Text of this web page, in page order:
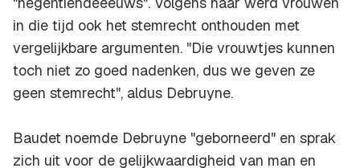
in die tijd ook het stemrecht onthouden met
vergelijkbare argumenten. "Die vrouwtjes kunnen
toch niet zo goed nadenken, dus we geven ze
geen stemrecht", aldus Debruyne.
Baudet noemde Debruyne "geborneerd" en sprak
zich uit voor de gelijkwaardigheid van man en